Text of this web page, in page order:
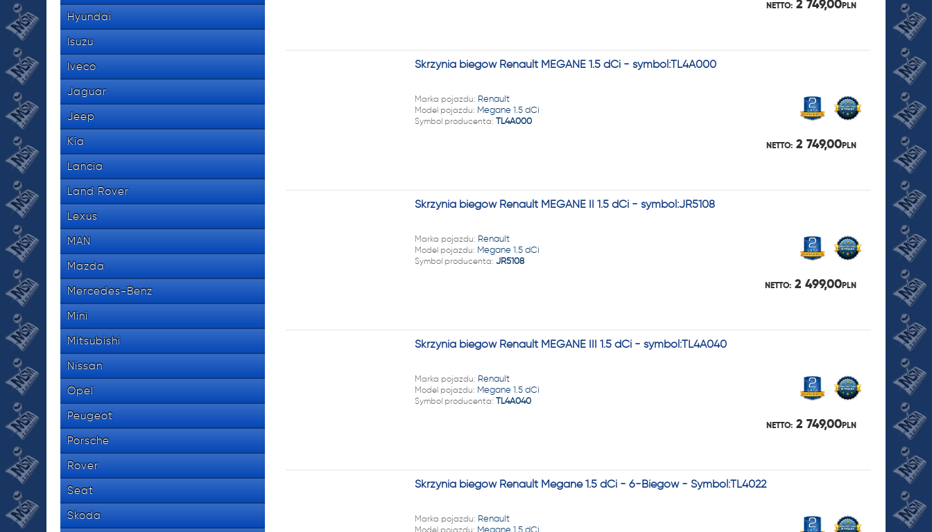
Hyundai
Isuzu
Iveco
Jaguar
Jeep
Kia
Lancia
Land Rover
Lexus
MAN
Mazda
Mercedes-Benz
Mini
Mitsubishi
Nissan
Opel
Peugeot
Porsche
Rover
Seat
Skoda
NETTO: 2 749,00PLN
Skrzynia biegów Renault MEGANE 1.5 dCi - symbol:TL4A000
Marka pojazdu: Renault
Model pojazdu: Megane 1.5 dCi
Symbol producenta: TL4A000
NETTO: 2 749,00PLN
Skrzynia biegów Renault MEGANE II 1.5 dCi - symbol:JR5108
Marka pojazdu: Renault
Model pojazdu: Megane 1.5 dCi
Symbol producenta: JR5108
NETTO: 2 499,00PLN
Skrzynia biegów Renault MEGANE III 1.5 dCi - symbol:TL4A040
Marka pojazdu: Renault
Model pojazdu: Megane 1.5 dCi
Symbol producenta: TL4A040
NETTO: 2 749,00PLN
Skrzynia biegów Renault Megane 1.5 dCi - 6-Biegów - Symbol:TL4022
Marka pojazdu: Renault
Model pojazdu: Megane 1.5 dCi